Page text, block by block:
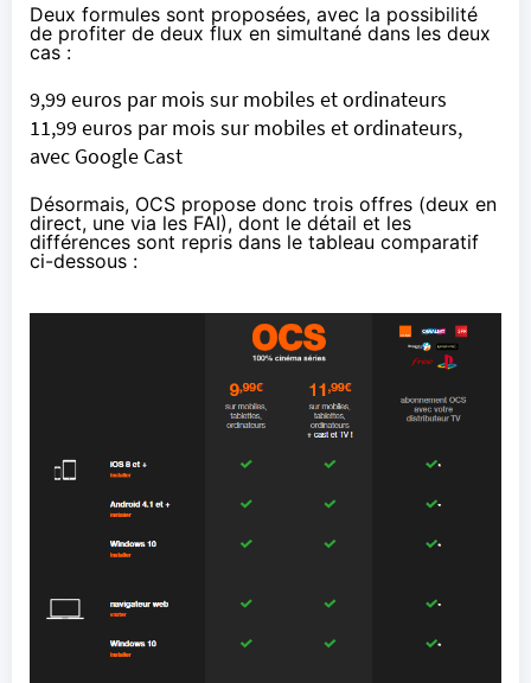
Deux formules sont proposées, avec la possibilité
de profiter de deux flux en simultané dans les deux
cas :
9,99 euros par mois sur mobiles et ordinateurs
11,99 euros par mois sur mobiles et ordinateurs,
avec Google Cast
Désormais, OCS propose donc trois offres (deux en
direct, une via les FAI), dont le détail et les
différences sont repris dans le tableau comparatif
ci-dessous :